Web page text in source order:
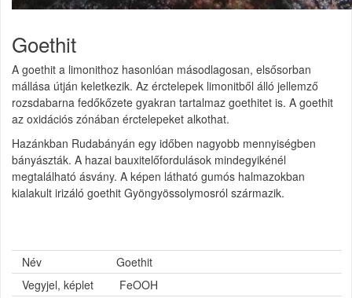
Goethit
A goethit a limonithoz hasonlóan másodlagosan, elsősorban
mállása útján keletkezik. Az érctelepek limonitből álló jellemző
rozsdabarna fedőkőzete gyakran tartalmaz goethitet is. A goethit
az oxidációs zónában érctelepeket alkothat.
Hazánkban Rudabányán egy időben nagyobb mennyiségben
bányászták. A hazai bauxitelőfordulások mindegyikénél
megtalálható ásvány. A képen látható gumós halmazokban
kialakult irizáló goethit Gyöngyössolymosról származik.
Név
Goethit
Vegyjel, képlet
FeOOH